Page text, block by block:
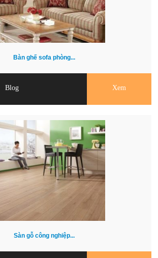
Bàn ghế sofa phòng...
Blog Xem
Sàn gỗ công nghiệp...